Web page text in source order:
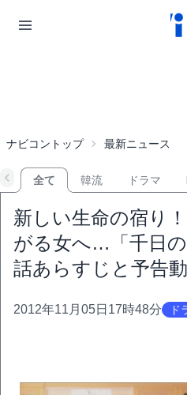
ナビコントップ 最新ニュース
全て 韓流 ドラマ
新しい生命の宿り
がる女へ…「千日
話あらすじと予告
2012年11月05日17時48分 ド